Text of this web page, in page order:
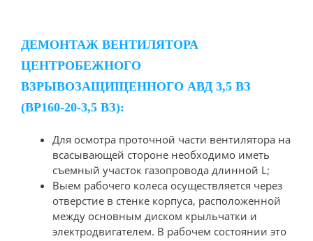
ДЕМОНТАЖ ВЕНТИЛЯТОРА
ЦЕНТРОБЕЖНОГО
ВЗРЫВОЗАЩИЩЕННОГО АВД 3,5 ВЗ
(ВР160-20-3,5 ВЗ):
Для осмотра проточной части вентилятора на
всасывающей стороне необходимо иметь
съемный участок газопровода длинной L;
Выем рабочего колеса осуществляется через
отверстие в стенке корпуса, расположенной
между основным диском крыльчатки и
электродвигателем. В рабочем состоянии это